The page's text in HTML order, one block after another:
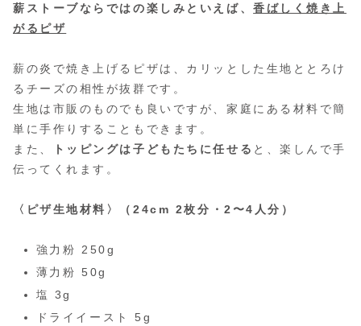
薪ストーブならではの楽しみといえば、香ばしく焼き上
がるピザ
薪の炎で焼き上げるピザは、カリッとした生地ととろけ
るチーズの相性が抜群です。
生地は市販のものでも良いですが、家庭にある材料で簡
単に手作りすることもできます。
また、
トッピングは子どもたちに任せる と、楽しんで手
伝ってくれます。
〈ピザ生地材料〉（24cm 2枚分・2〜4人分）
強力粉 250g
薄力粉 50g
塩 3g
ドライイースト 5g